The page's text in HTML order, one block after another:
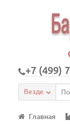
+7 (499)
Везде
Главная